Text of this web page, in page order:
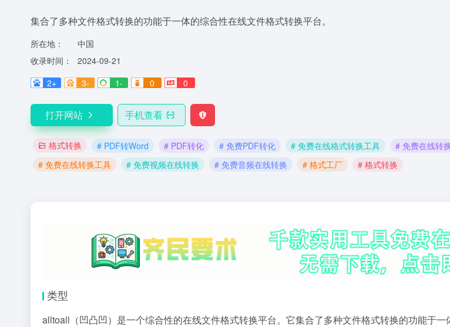
集合了多种文件格式转换的功能于一体的综合性在线文件格式转换平台。
所在地：
中国
收录时间：
2024-09-21
2+
3- 1- 0 0
打开网站 手机查看
格式转换 # PDF转Word # PDF转化 # 免费PDF转化 # 免费在线格式转换工具
# 免费在线转
# 免费在线转换工具
# 免费视频在线转换 # 免费音频在线转换 # 格式工厂 # 格式转换
类型
alltoall（凹凸凹）是一个综合性的在线文件格式转换平台。它集合了多种文件格式转换的功能于一